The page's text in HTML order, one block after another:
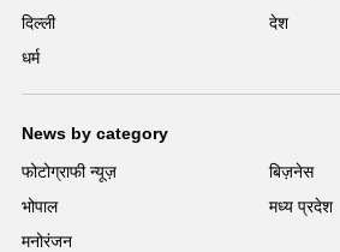
दिल्ली
देश
धर्म
News by category
फोटोग्राफी न्यूज़
बिज़नेस
भोपाल
मध्य प्रदेश
मनोरंजन